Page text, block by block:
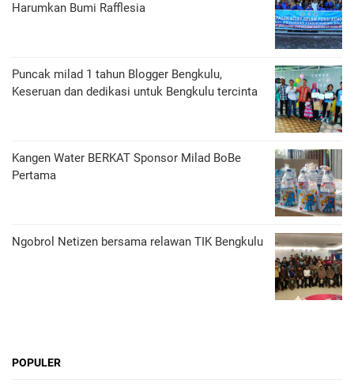
Harumkan Bumi Rafflesia
Puncak milad 1 tahun Blogger Bengkulu,
Keseruan dan dedikasi untuk Bengkulu tercinta
Kangen Water BERKAT Sponsor Milad BoBe
Pertama
Ngobrol Netizen bersama relawan TIK Bengkulu
POPULER